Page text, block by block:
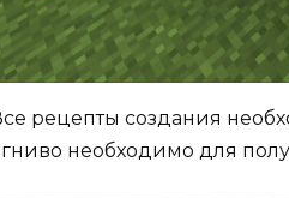
рецепты создания
необходимо для